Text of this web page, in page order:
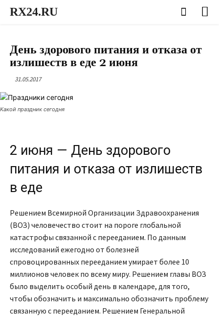
RX24.RU
День здорового питания и отказа от
излишеств в еде 2 июня
31.05.2017
Какой праздник сегодня
2 июня — День здорового
питания и отказа от излишеств
в еде
Решением Всемирной Организации Здравоохранения
(ВОЗ) человечество стоит на пороге глобальной
катастрофы связанной с перееданием. По данным
исследований ежегодно от болезней
спровоцированных перееданием умирает более 10
миллионов человек по всему миру. Решением главы ВОЗ
было выделить особый день в календаре, для того,
чтобы обозначить и максимально обозначить проблему
связанную с перееданием. Решением Генеральной